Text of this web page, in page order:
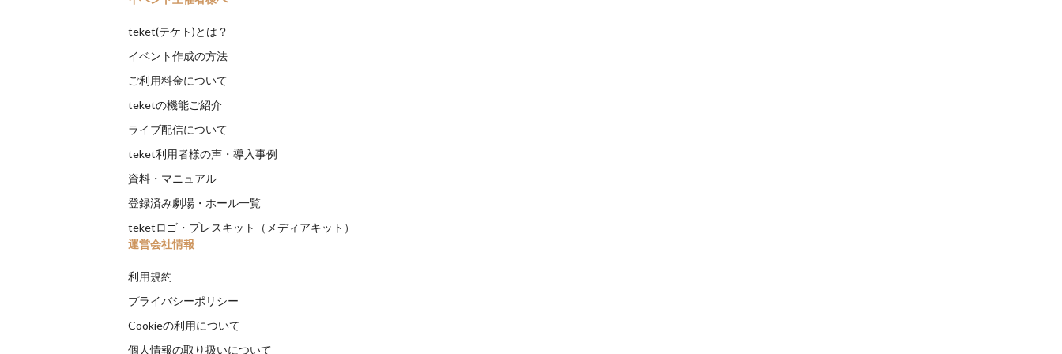
teket(テケト)とは？
イベント作成の方法
ご利用料金について
teketの機能ご紹介
ライブ配信について
teket利用者様の声・導入事例
資料・マニュアル
登録済み劇場・ホール一覧
teketロゴ・プレスキット（メディアキット）
運営会社情報
利用規約
プライバシーポリシー
Cookieの利用について
個人情報の取り扱いについて